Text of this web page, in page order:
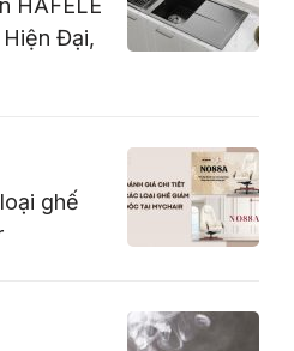
HAFELE
Đại,
ghế